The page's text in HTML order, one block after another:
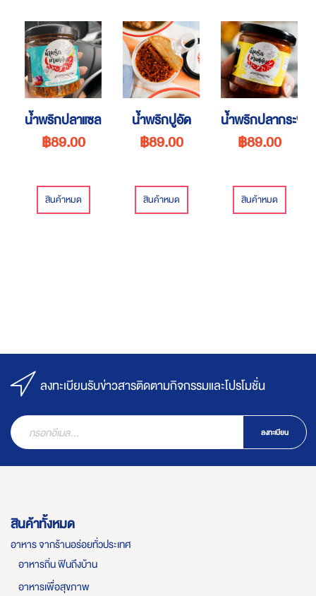
น้ำพริกปลาแซลม่อนพริกแกง
฿89.00
สินค้าหมด
น้ำพริกปูอัด
฿89.00
สินค้าหมด
น้ำพริกปลากระพง
฿89.00
สินค้าหมด
ลงทะเบียนรับข่าวสารติดตามกิจกรรมและโปรโมชั่น
ลงทะเบียน
สินค้าทั้งหมด
อาหาร จากร้านอร่อยทั่วประเทศ
อาหารถิ่น ฟินถึงบ้าน
อาหารเพื่อสุขภาพ